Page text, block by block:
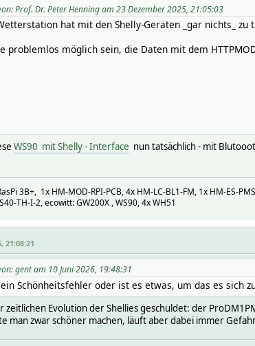
interval password
0
disabled
0
0
0
1
0
relay
1
0
3
shellyplus1
Garage,Garage,Shelly
Prof. Dr. Peter Henning am 23 Dezember 2025, 21:05:03
hat mit den Shelly-Geräten _gar nichts_ zu
problemlos möglich sein, die Daten mit dem
WS90 mit Shelly - Interface nun tatsächlich - mit
3B+, 1x HM-MOD-RPI-PCB, 4x HM-LC-BL1-FM, 1x HM-ES-
TH-I-2, ecowitt: GW200X , WS90, 4x WH51
21:08:21
gent am 10 Juni 2026, 19:48:31
Schönheitsfehler oder ist es etwas, um das es sich
zeitlichen Evolution der Shellies geschuldet: der
man zwar schöner machen, läuft aber dabei immer